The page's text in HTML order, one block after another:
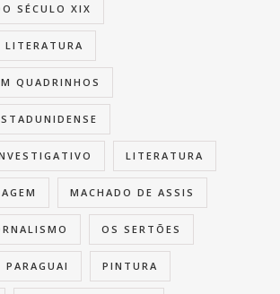
SÉCULO XIX
LITERATURA
QUADRINHOS
LITERATURA
MACHADO DE ASSIS
OS SERTÕES
PARAGUAI PINTURA